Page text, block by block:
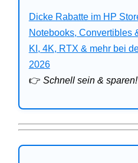
Angebote
Bitdefender
Ratgeber
Dicke Rabatte im HP
Notebooks, Convertibles
KI, 4K, RTX & mehr bei
2026
👉 Schnell sein & sparen!